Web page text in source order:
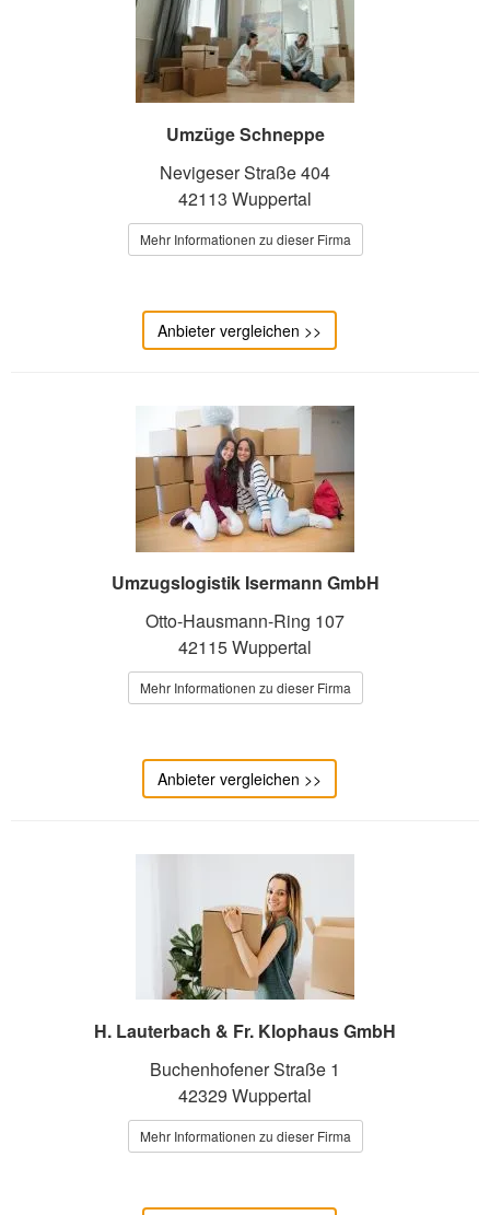
Umzüge Schneppe
Nevigeser Straße 404
42113 Wuppertal
Mehr Informationen zu dieser Firma
Anbieter vergleichen >>
Umzugslogistik Isermann GmbH
Otto-Hausmann-Ring 107
42115 Wuppertal
Mehr Informationen zu dieser Firma
Anbieter vergleichen >>
H. Lauterbach & Fr. Klophaus GmbH
Buchenhofener Straße 1
42329 Wuppertal
Mehr Informationen zu dieser Firma